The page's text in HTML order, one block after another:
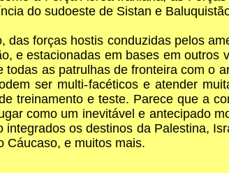
do sudoeste de Sistan e
forças hostis conduzidas pelos
e estacionadas em bases em
as patrulhas de fronteira com o
ser multi-facéticos e atender
treinamento e teste. Parece que a
como um inevitável e antecipado
os destinos da Palestina,
Cáucaso, e muitos mais.